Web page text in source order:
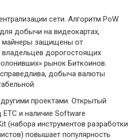
сети. Алгоритм PoW
добычи на видеокартах,
майнеры защищены от
владельцев дорогостоящих
рынок Биткоинов.
добыча валюты
проектами. Открытый
и наличие Software
(набора инструментов разработки
повышает популярность